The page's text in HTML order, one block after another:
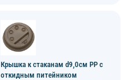
Крышка к стаканам d9,0см PP с
откидным питейником